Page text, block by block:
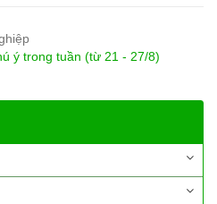
ý trong tuần (từ 21 - 27/8)